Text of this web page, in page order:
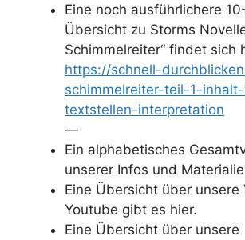
Eine noch ausführlichere
Übersicht zu Storms
Schimmelreiter“ findet sich
https://schnell-
schimmelreiter-teil-1-
textstellen-interpretation
—
Ein alphabetisches
unserer Infos und
Eine Übersicht über unsere
Youtube gibt es hier.
Eine Übersicht über unsere